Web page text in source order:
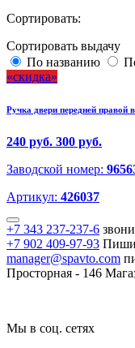
Сортировать:
Сортировать выдачу
По названию
скидка
Ручка двери передней правой
240 руб. 300 руб.
Заводской номер:
Артикул: 426037
+7 343 237-237-6
+7 902 409-97-93
manager@spavto.com
Просторная - 146
Мы в соц. сетях